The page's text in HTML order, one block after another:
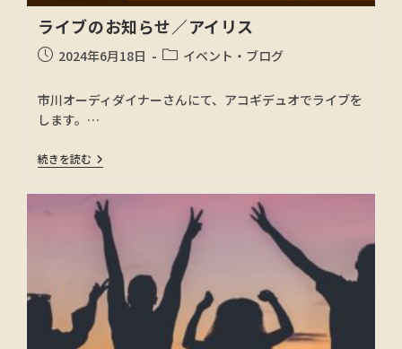
ライブのお知らせ／アイリス
2024年6月18日 イベント・ブログ
市川オーディダイナーさんにて、アコギデュオでライブを
します。…
続きを読む